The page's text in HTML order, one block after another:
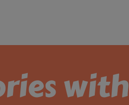
with